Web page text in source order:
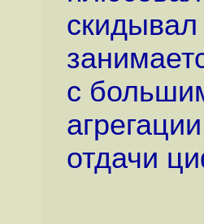
скидывал
с
отдачи